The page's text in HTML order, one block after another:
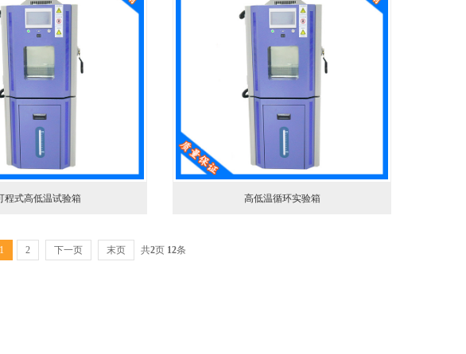
程式高低温试验箱 高低温循环实验箱
1 2 下一页 末页 共2页 12条